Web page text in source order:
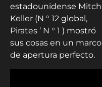
estadounidense Mitch
Keller (N ° 12 global,
Pirates ‘ N ° 1 ) mostró
sus cosas en un marco
de apertura perfecto.